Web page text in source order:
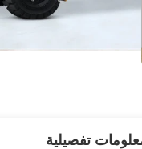
تفصيلية